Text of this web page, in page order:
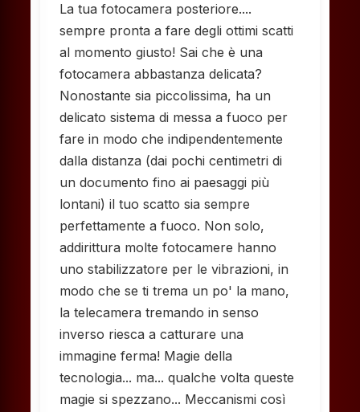
La tua fotocamera posteriore....
sempre pronta a fare degli ottimi scatti
al momento giusto! Sai che è una
fotocamera abbastanza delicata?
Nonostante sia piccolissima, ha un
delicato sistema di messa a fuoco per
fare in modo che indipendentemente
dalla distanza (dai pochi centimetri di
un documento fino ai paesaggi più
lontani) il tuo scatto sia sempre
perfettamente a fuoco. Non solo,
addirittura molte fotocamere hanno
uno stabilizzatore per le vibrazioni, in
modo che se ti trema un po' la mano,
la telecamera tremando in senso
inverso riesca a catturare una
immagine ferma! Magie della
tecnologia... ma... qualche volta queste
magie si spezzano... Meccanismi così